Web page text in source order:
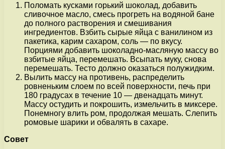
Поломать кусками горький шоколад, добавить
сливочное масло, смесь прогреть на водяной бане
до полного растворения и смешивания
ингредиентов. Взбить сырые яйца с ванилином из
пакетика, карим сахаром, соль — по вкусу.
Порциями добавить шоколадно-масляную массу во
взбитые яйца, перемешать. Всыпать муку, снова
перемешать. Тесто должно оказаться полужидким.
Вылить массу на противень, распределить
ровненьким слоем по всей поверхности, печь при
180 градусах в течение 10 — двенадцать минут.
Массу остудить и покрошить, измельчить в миксере.
Понемногу влить ром, продолжая мешать. Слепить
ромовые шарики и обвалять в сахаре.
Совет